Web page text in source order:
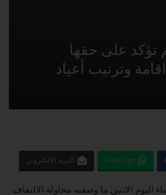
تؤكد على حقها
وترتيب أعياد
WhatsApp البريد الإلكتروني
الاثنين ما وصفته محاولة الالتفاف